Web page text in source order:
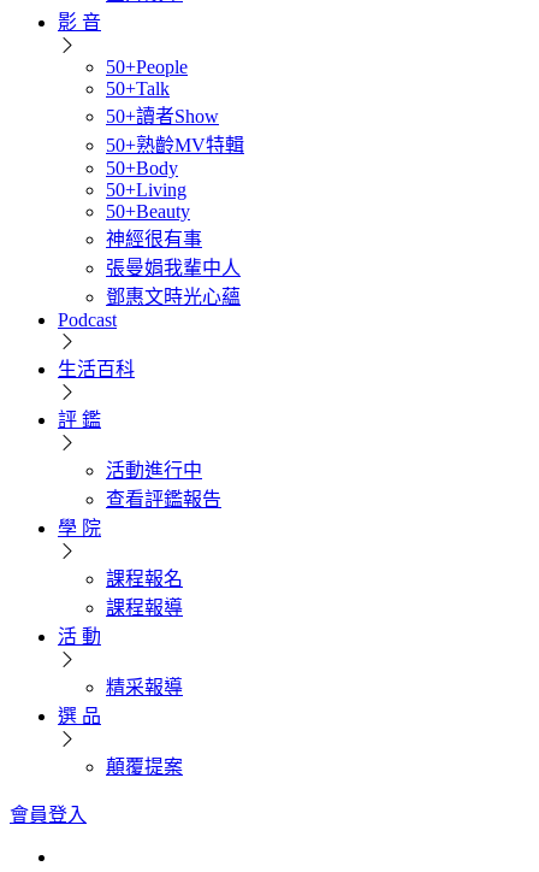
影 音
50+People
50+Talk
50+讀者Show
50+熟齡MV特輯
50+Body
50+Living
50+Beauty
神經很有事
張曼娟我輩中人
鄧惠文時光心蘊
Podcast
生活百科
評 鑑
活動進行中
查看評鑑報告
學 院
課程報名
課程報導
活 動
精采報導
選 品
顛覆提案
會員登入